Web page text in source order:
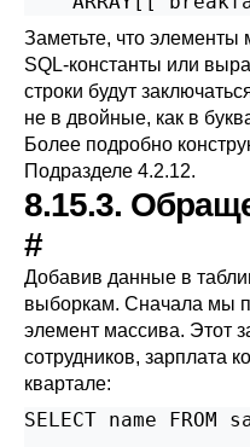
Заметьте, что
SQL-константы или
строки будут
не в двойные, как в
Более подробно
Подразделе 4.2.12.
8.15.3.
#
Добавив данные в
выборкам. Сначала мы
элемент массива. Этот
сотрудников, зарплата
квартале:
SELECT name